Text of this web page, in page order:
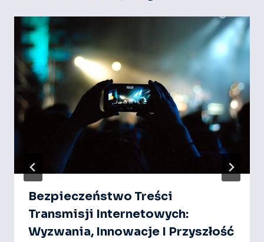
Bezpieczeństwo Treści
Transmisji Internetowych:
Wyzwania, Innowacje I Przyszłość